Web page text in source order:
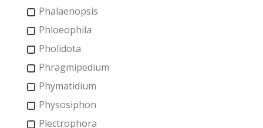
Phalaenopsis
Phloeophila
Pholidota
Phragmipedium
Phymatidium
Physosiphon
Plectrophora